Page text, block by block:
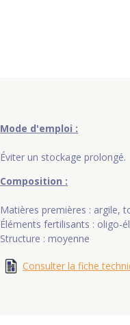
Mode d'emploi :
Éviter un stockage prolongé.
Composition :
Matières premières : argile,
Éléments fertilisants : oligo-
Structure : moyenne
Consulter la fiche